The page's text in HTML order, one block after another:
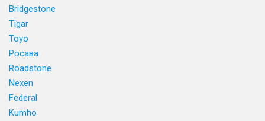
Bridgestone
Tigar
Toyo
Росава
Roadstone
Nexen
Federal
Kumho